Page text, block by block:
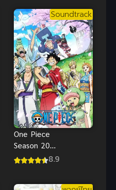
จอมมารต่าง
โลกกับบริวาร
สาวนักอัญเชิญ
ภาค 2
Soundtrack
One Piece
Season 20
วันพีช เกาะวา
8.9